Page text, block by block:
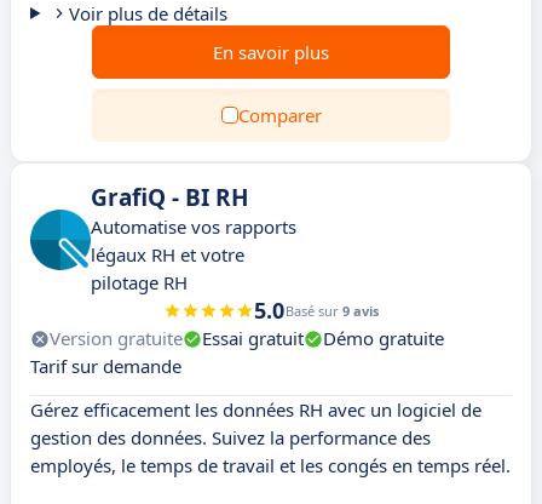
Voir plus de détails
En savoir plus
Comparer
GrafiQ - BI RH
Automatise vos rapports
légaux RH et votre
pilotage RH
5.0Basé sur 9 avis
Version gratuite Essai gratuit
Démo gratuite
Tarif sur demande
Gérez efficacement les données RH avec un logiciel de
gestion des données. Suivez la performance des
employés, le temps de travail et les congés en temps réel.